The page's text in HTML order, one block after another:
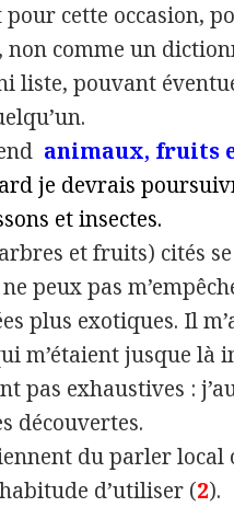
cette occasion,
non comme un
liste, pouvant
animaux, fruits
je devrais
et insectes.
et fruits) cités
peux pas
plus exotiques. Il
m’étaient jusque là
pas exhaustives :
découvertes.
du parler local
d’utiliser (2).